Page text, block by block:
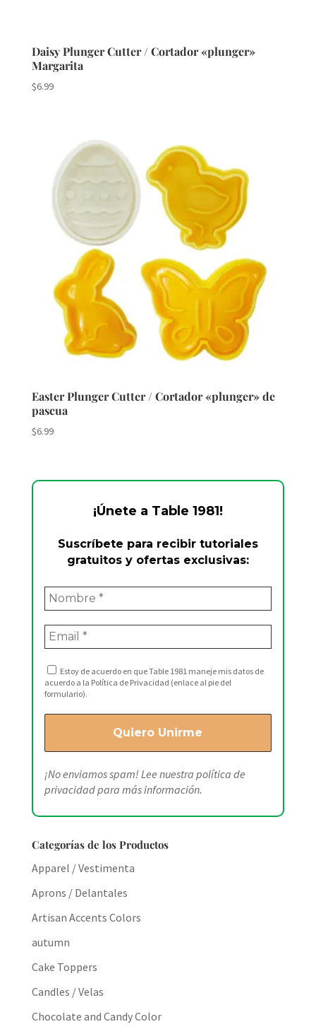
Daisy Plunger Cutter / Cortador «plunger»
Margarita
$6.99
Easter Plunger Cutter / Cortador «plunger» de
pascua
$6.99
¡Únete a Table 1981!
Suscríbete para recibir tutoriales
gratuitos y ofertas exclusivas:
Estoy de acuerdo en que Table 1981 maneje mis datos de
acuerdo a la Política de Privacidad (enlace al pie del
formulario).
¡No enviamos spam! Lee nuestra política de
privacidadpara más información.
Categorías de los Productos
Apparel / Vestimenta
Aprons / Delantales
Artisan Accents Colors
autumn
Cake Toppers
Candles / Velas
Chocolate and Candy Color